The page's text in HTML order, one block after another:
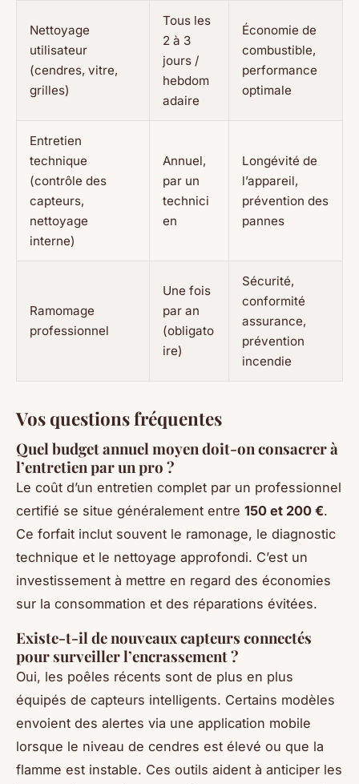
Nettoyage
utilisateur
(cendres, vitre,
grilles)
Tous les
2 à 3
jours /
hebdom
adaire
Économie de
combustible,
performance
optimale
Entretien
technique
(contrôle des
capteurs,
nettoyage
interne)
Annuel,
par un
technici
en
Longévité de
l’appareil,
prévention des
pannes
Ramomage
professionnel
Une fois
par an
(obligato
ire)
Sécurité,
conformité
assurance,
prévention
incendie
Vos questions fréquentes
Quel budget annuel moyen doit-on consacrer à
l’entretien par un pro ?
Le coût d’un entretien complet par un professionnel
certifié se situe généralement entre 150 et 200 €.
Ce forfait inclut souvent le ramonage, le diagnostic
technique et le nettoyage approfondi. C’est un
investissement à mettre en regard des économies
sur la consommation et des réparations évitées.
Existe-t-il de nouveaux capteurs connectés
pour surveiller l’encrassement ?
Oui, les poêles récents sont de plus en plus
équipés de capteurs intelligents. Certains modèles
envoient des alertes via une application mobile
lorsque le niveau de cendres est élevé ou que la
flamme est instable. Ces outils aident à anticiper les